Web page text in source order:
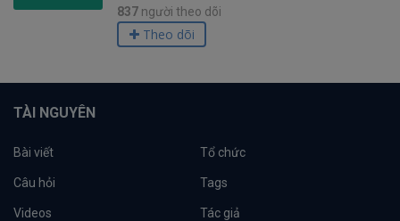
837 người theo dõi
Theo dõi
TÀI NGUYÊN
Bài viết Tổ chức
Câu hỏi Tags
Videos Tác giả